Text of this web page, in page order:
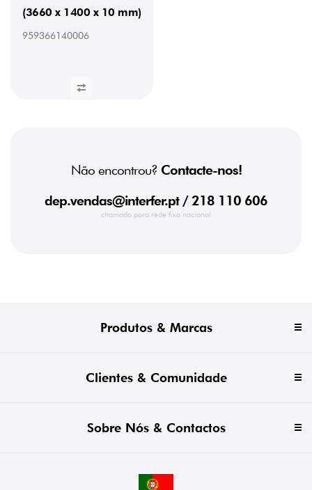
(3660 x 1400 x 10 mm)
959366140006
Não encontrou? Contacte-nos!
dep.vendas@interfer.pt/ 218 110 606
chamada para rede fixa nacional
Produtos & Marcas
Clientes & Comunidade
Sobre Nós & Contactos